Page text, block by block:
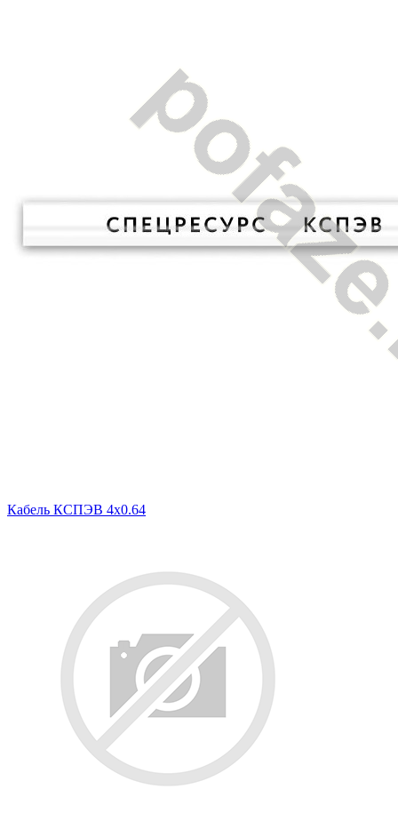
Кабель КСПЭВ 4х0.64